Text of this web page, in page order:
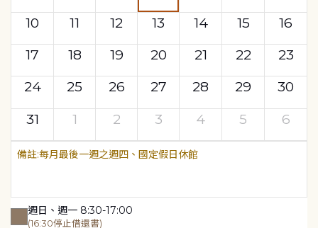
10
11 12 13 14 15
16
17
18 19 20 21 22
23
24
25 26 27 28 29
30
31
1 2 3 4 5 6
每月最後一週之週四、國定假日休館
週日、週一 8:30-17:00
(16:30停止借還書)